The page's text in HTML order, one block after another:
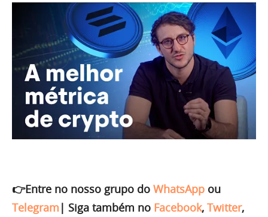
👉Entre no nosso grupo do WhatsApp ou
Telegram | Siga também no Facebook, Twitter,